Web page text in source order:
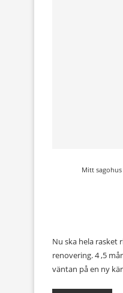
Mitt sagohus
Nu ska hela rasket
renovering. 4 ,5
väntan på en ny